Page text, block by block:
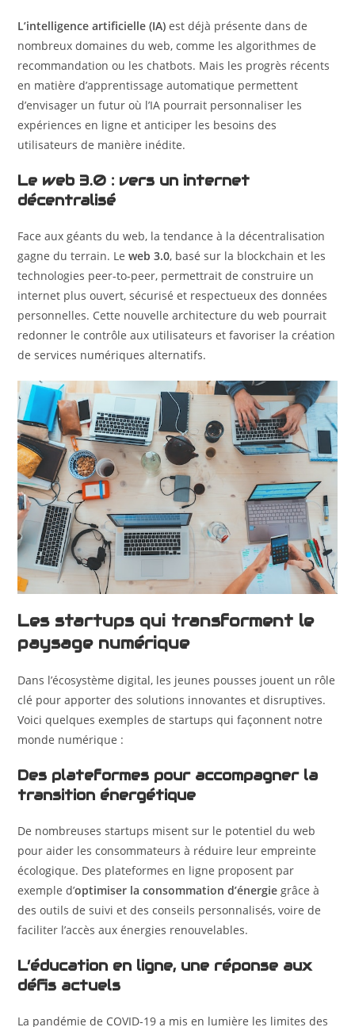
L’intelligence artificielle (IA) est déjà présente dans de
nombreux domaines du web, comme les algorithmes de
recommandation ou les chatbots. Mais les progrès récents
en matière d’apprentissage automatique permettent
d’envisager un futur où l’IA pourrait personnaliser les
expériences en ligne et anticiper les besoins des
utilisateurs de manière inédite.
Le web 3.0 : vers un internet
décentralisé
Face aux géants du web, la tendance à la décentralisation
gagne du terrain. Leweb 3.0, basé sur la blockchain et les
technologies peer-to-peer, permettrait de construire un
internet plus ouvert, sécurisé et respectueux des données
personnelles. Cette nouvelle architecture du web pourrait
redonner le contrôle aux utilisateurs et favoriser la création
de services numériques alternatifs.
Les startups qui transforment le
paysage numérique
Dans l’écosystème digital, les jeunes pousses jouent un rôle
clé pour apporter des solutions innovantes et disruptives.
Voici quelques exemples de startups qui façonnent notre
monde numérique :
Des plateformes pour accompagner la
transition énergétique
De nombreuses startups misent sur le potentiel du web
pour aider les consommateurs à réduire leur empreinte
écologique. Des plateformes en ligne proposent par
exemple d’optimiser la consommation d’énergie grâce à
des outils de suivi et des conseils personnalisés, voire de
faciliter l’accès aux énergies renouvelables.
L’éducation en ligne, une réponse aux
défis actuels
La pandémie de COVID-19 a mis en lumière les limites des